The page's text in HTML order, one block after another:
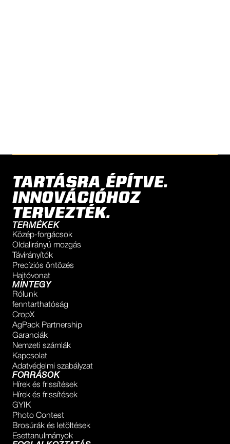
TARTÁSRA ÉPÍTVE.
INNOVÁCIÓHOZ
TERVEZTÉK.
TERMÉKEK
Közép-forgácsok
Oldalirányú mozgás
Távirányítók
Precíziós öntözés
Hajtóvonat
MINTEGY
Rólunk
fenntarthatóság
CropX
AgPack Partnership
Garanciák
Nemzeti számlák
Kapcsolat
Adatvédelmi szabályzat
FORRÁSOK
Hírek és frissítések
Hírek és frissítések
GYIK
Photo Contest
Brosúrák és letöltések
Esettanulmányok